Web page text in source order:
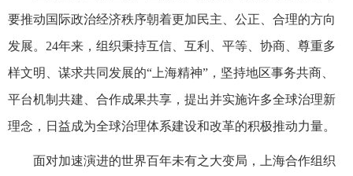
要推动国际政治经济秩序朝着更加民主、公正、合理的方向
发展。24年来，组织秉持互信、互利、平等、协商、尊重多
样文明、谋求共同发展的“上海精神”，坚持地区事务共商、
平台机制共建、合作成果共享，提出并实施许多全球治理新
理念，日益成为全球治理体系建设和改革的积极推动力量。
面对加速演进的世界百年未有之大变局，上海合作组织